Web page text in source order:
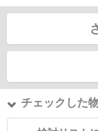
チェックした